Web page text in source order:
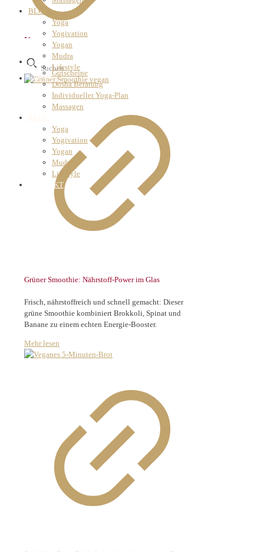
ANGEBOTE
Gutscheine
Dosha Beratung
Individueller Yoga-Plan
Massagen
Yoga
Yogivation
Yogan
Mudra
Lifestyle
KONTAKT
BLOG
Yoga
Yogivation
Yogan
Mudra
Lifestyle
KONTAKT
Yogan
Grüner Smoothie: Nährstoff-Power im Glas
Frisch, nährstoffreich und schnell gemacht: Dieser
grüne Smoothie kombiniert Brokkoli, Spinat und
Banane zu einem echten Energie-Booster.
Mehr lesen